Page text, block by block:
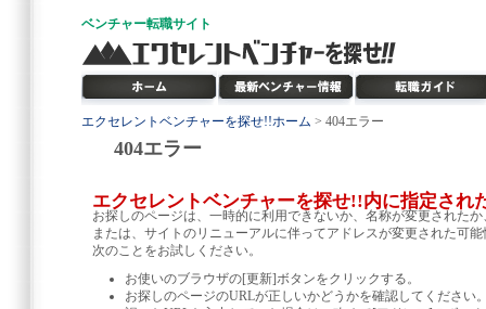
ベンチャー転職サイト
エクセレントベンチャーを探せ!!ホーム > 404エラー
404エラー
エクセレントベンチャーを探せ!!内に指定され
お探しのページは、一時的に利用できないか、名称が変更された
または、サイトのリニューアルに伴ってアドレスが変更された可
次のことをお試しください。
お使いのブラウザの[更新]ボタンをクリックする。
お探しのページのURLが正しいかどうかを確認してください